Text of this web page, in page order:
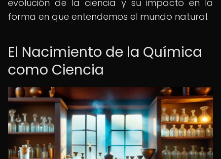
evolución de la ciencia y su impacto en la
forma en que entendemos el mundo natural.
El Nacimiento de la Química
como Ciencia